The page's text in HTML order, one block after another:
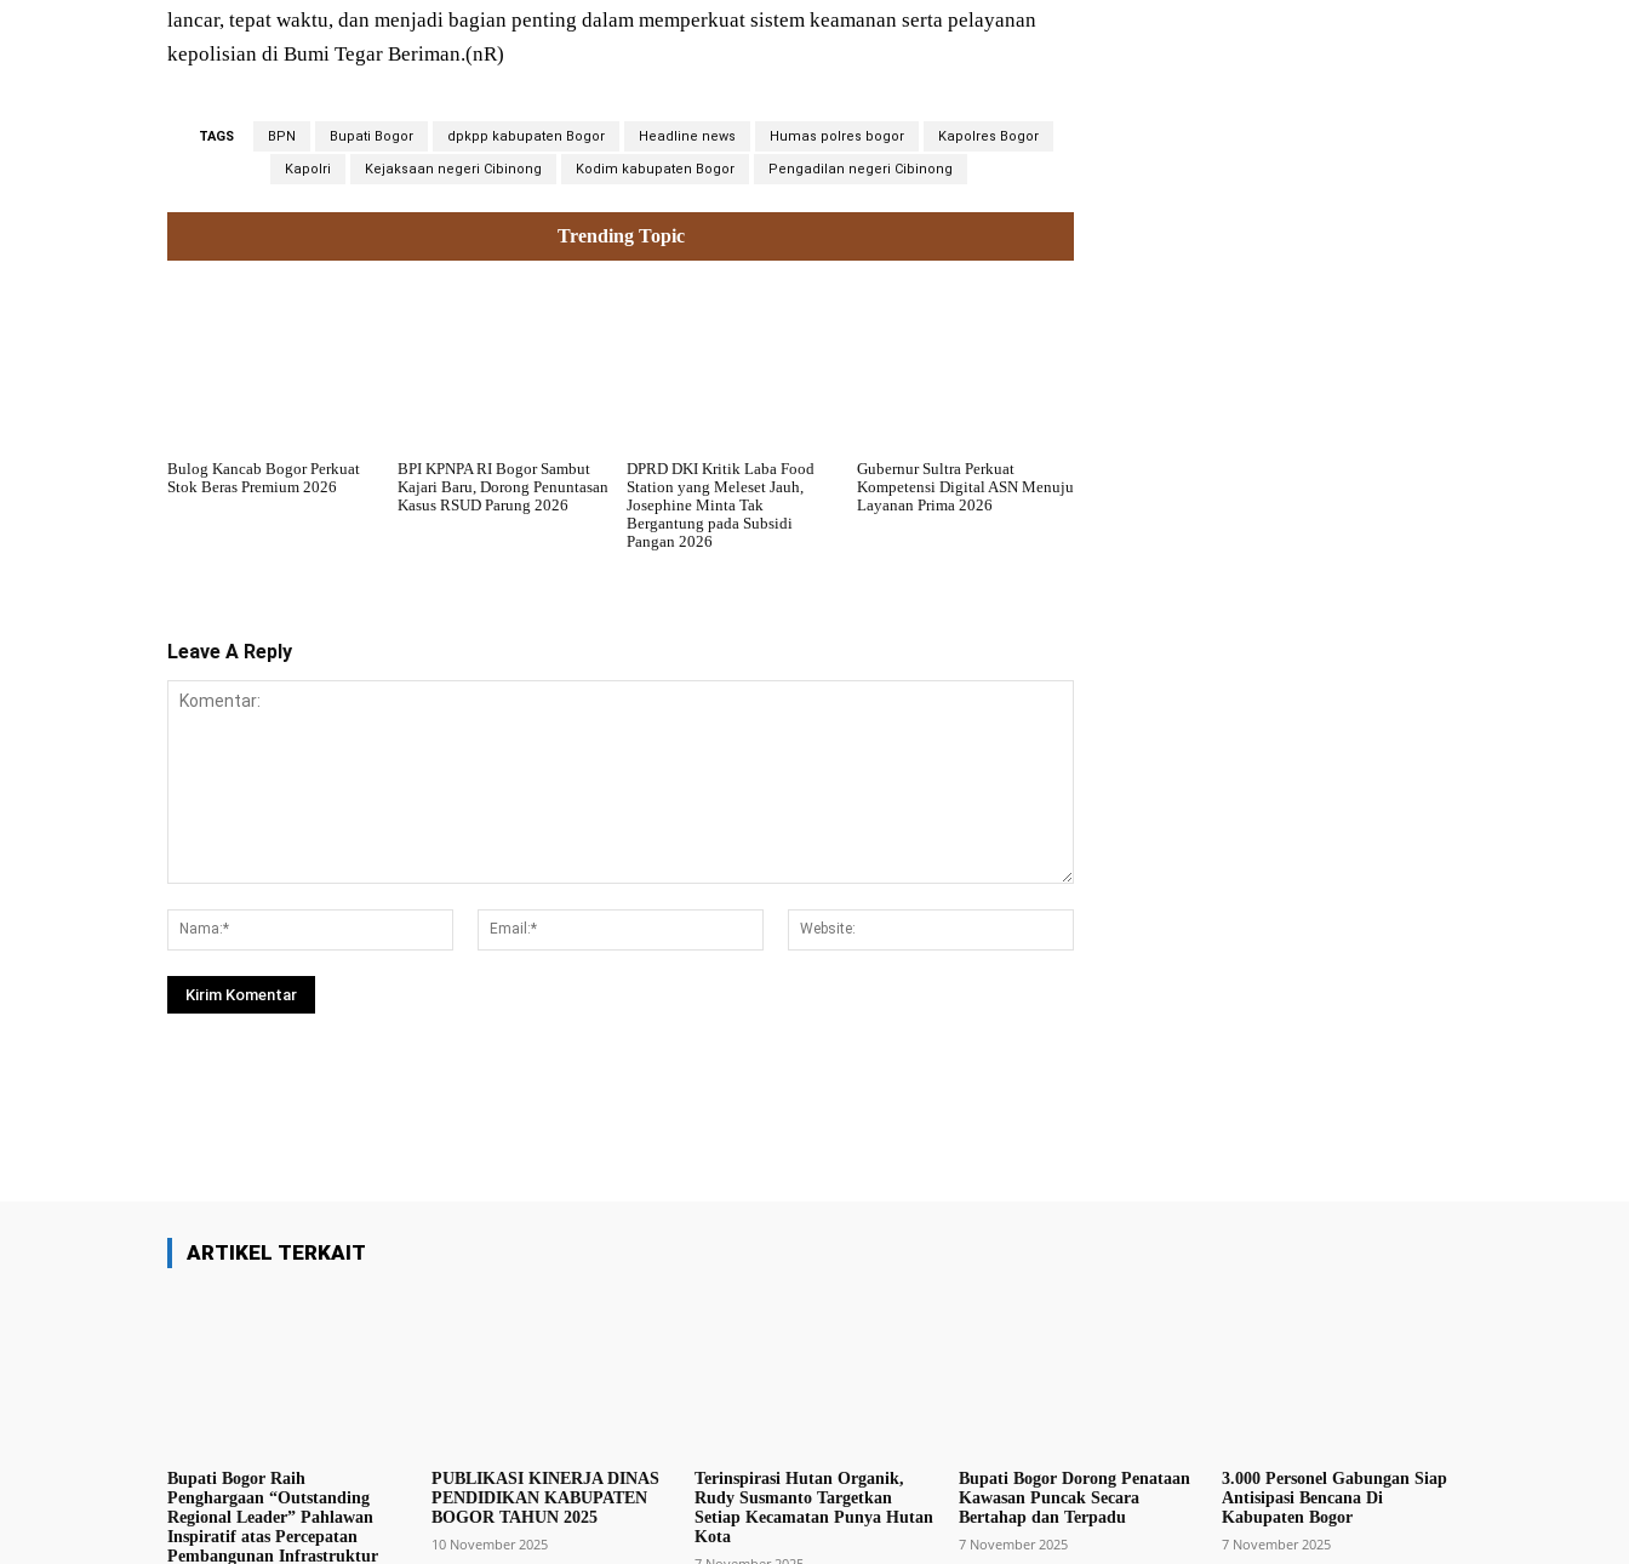
lancar, tepat waktu, dan menjadi bagian penting dalam memperkuat sistem keamanan serta pelayanan
kepolisian di Bumi Tegar Beriman.(nR)
TAGS BPN Bupati Bogor dpkpp kabupaten Bogor Headline news Humas polres bogor Kapolres Bogor
Kapolri Kejaksaan negeri Cibinong Kodim kabupaten Bogor Pengadilan negeri Cibinong
Trending Topic
Bulog Kancab Bogor Perkuat
Stok Beras Premium 2026
BPI KPNPA RI Bogor Sambut
Kajari Baru, Dorong Penuntasan
Kasus RSUD Parung 2026
DPRD DKI Kritik Laba Food
Station yang Meleset Jauh,
Josephine Minta Tak
Bergantung pada Subsidi
Pangan 2026
Gubernur Sultra Perkuat
Kompetensi Digital ASN Menuju
Layanan Prima 2026
Leave A Reply
Nama:*
Email:*
ARTIKEL TERKAIT
Bupati Bogor Raih
Penghargaan “Outstanding
Regional Leader” Pahlawan
Inspiratif atas Percepatan
Pembangunan Infrastruktur
PUBLIKASI KINERJA DINAS
PENDIDIKAN KABUPATEN
BOGOR TAHUN 2025
10 November 2025
Terinspirasi Hutan Organik,
Rudy Susmanto Targetkan
Setiap Kecamatan Punya Hutan
Kota
Bupati Bogor Dorong Penataan
Kawasan Puncak Secara
Bertahap dan Terpadu
7 November 2025
3.000 Personel Gabungan Siap
Antisipasi Bencana Di
Kabupaten Bogor
7 November 2025